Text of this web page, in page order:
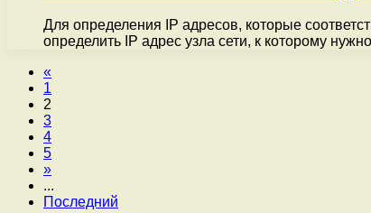
Для определения IP адресов, которые
определить IP адрес узла сети, к которому
«
1
2
3
4
5
»
...
Последний